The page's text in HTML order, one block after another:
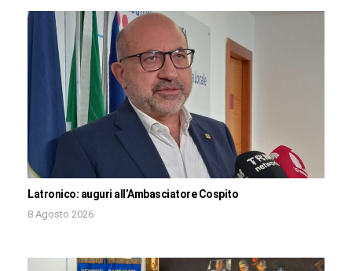
Latronico: auguri all’Ambasciatore Cospito
8 Agosto 2026